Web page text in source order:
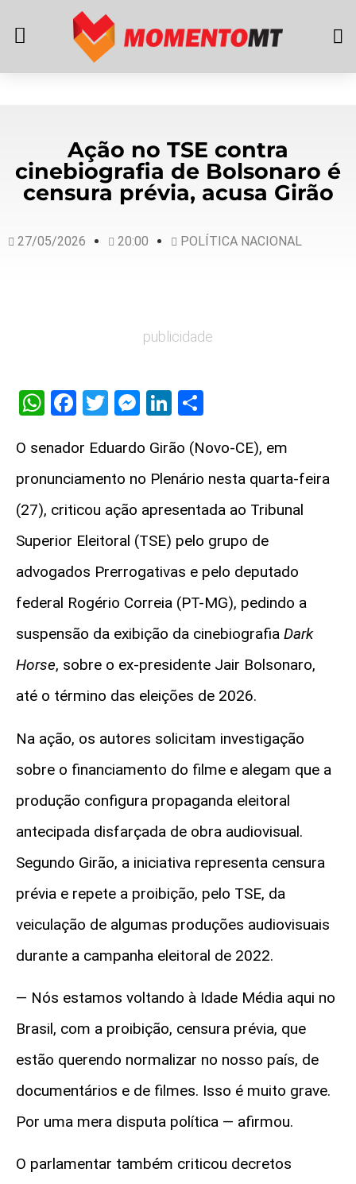
Ação no TSE contra
cinebiografia de Bolsonaro é
censura prévia, acusa Girão
27/05/2026 20:00 POLÍTICA NACIONAL
publicidade
WhatsApp
Facebook
Twitter
Messenger
LinkedIn
O senador Eduardo Girão (Novo-CE), em
pronunciamento no Plenário nesta quarta-feira
(27), criticou ação apresentada ao Tribunal
Superior Eleitoral (TSE) pelo grupo de
advogados Prerrogativas e pelo deputado
federal Rogério Correia (PT-MG), pedindo a
suspensão da exibição da cinebiografia Dark
Horse, sobre o ex-presidente Jair Bolsonaro,
até o término das eleições de 2026.
Na ação, os autores solicitam investigação
sobre o financiamento do filme e alegam que a
produção configura propaganda eleitoral
antecipada disfarçada de obra audiovisual.
Segundo Girão, a iniciativa representa censura
prévia e repete a proibição, pelo TSE, da
veiculação de algumas produções audiovisuais
durante a campanha eleitoral de 2022.
— Nós estamos voltando à Idade Média aqui no
Brasil, com a proibição, censura prévia, que
estão querendo normalizar no nosso país, de
documentários e de filmes. Isso é muito grave.
Por uma mera disputa política — afirmou.
O parlamentar também criticou decretos